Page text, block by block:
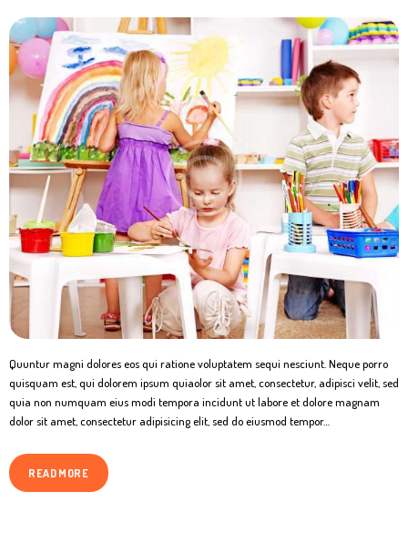
Quuntur magni dolores eos qui ratione voluptatem sequi nesciunt. Neque porro
quisquam est, qui dolorem ipsum quiaolor sit amet, consectetur, adipisci velit, sed
quia non numquam eius modi tempora incidunt ut labore et dolore magnam
dolor sit amet, consectetur adipisicing elit, sed do eiusmod tempor…
READ MORE